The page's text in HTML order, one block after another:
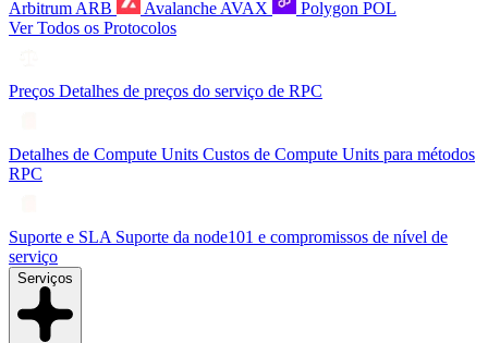
Arbitrum ARB Avalanche AVAX Polygon POL
Ver Todos os Protocolos
Preços Detalhes de preços do serviço de RPC
Detalhes de Compute Units Custos de Compute Units para métodos
RPC
Suporte e SLA Suporte da node101 e compromissos de nível de
serviço
Serviços